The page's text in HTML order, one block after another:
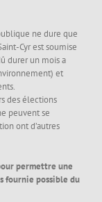
ne dure que
Cyr est soumise
durer un mois a
et
des élections
peuvent se
ont d’autres
permettre une
fournie possible du